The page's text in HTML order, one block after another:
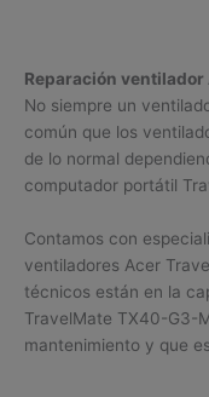
Reparación
No siempre un
común que los
de lo normal
computador portátil
Contamos con
ventiladores Acer
técnicos están en la
TravelMate TX40-G3-
mantenimiento y que